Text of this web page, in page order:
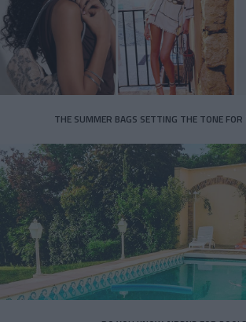
THE SUMMER BAGS SETTING THE TONE FOR